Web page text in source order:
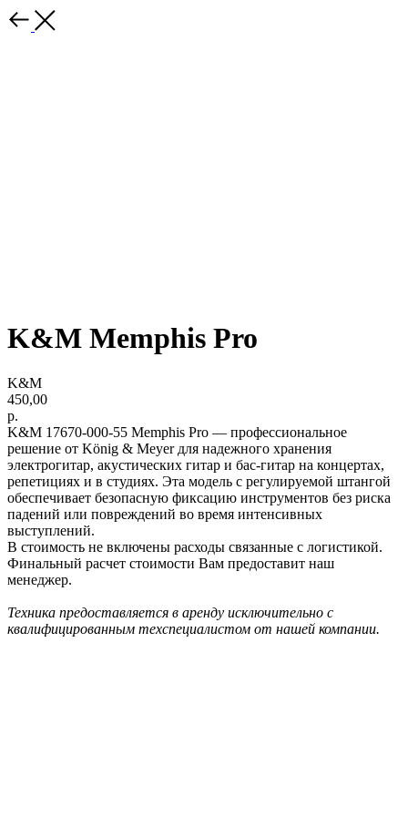
K&M Memphis Pro
K&M
450,00
р.
K&M 17670-000-55 Memphis Pro — профессиональное
решение от König & Meyer для надежного хранения
электрогитар, акустических гитар и бас-гитар на концертах,
репетициях и в студиях. Эта модель с регулируемой штангой
обеспечивает безопасную фиксацию инструментов без риска
падений или повреждений во время интенсивных
выступлений.
В стоимость не включены расходы связанные с логистикой.
Финальный расчет стоимости Вам предоставит наш
менеджер.
Техника предоставляется в аренду исключительно с
квалифицированным техспециалистом от нашей компании.